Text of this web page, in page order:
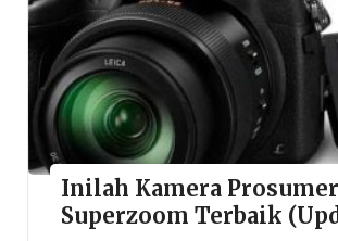
Inilah Kamera Prosumer
Superzoom Terbaik